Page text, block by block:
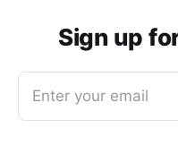
Sign up
Enter your email